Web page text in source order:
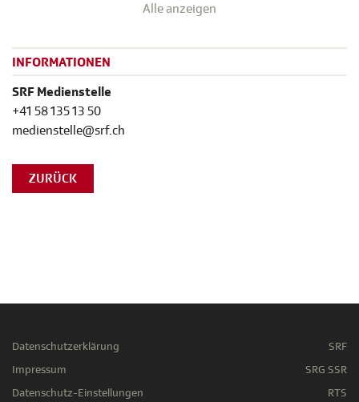
Alle anzeigen
INFORMATIONEN
SRF Medienstelle
+41 58 135 13 50
medienstelle@srf.ch
ZURÜCK
Datenschutzerklärung
Impressum
Datenschutz-Einstellungen
SRF
SRG SSR
RTS